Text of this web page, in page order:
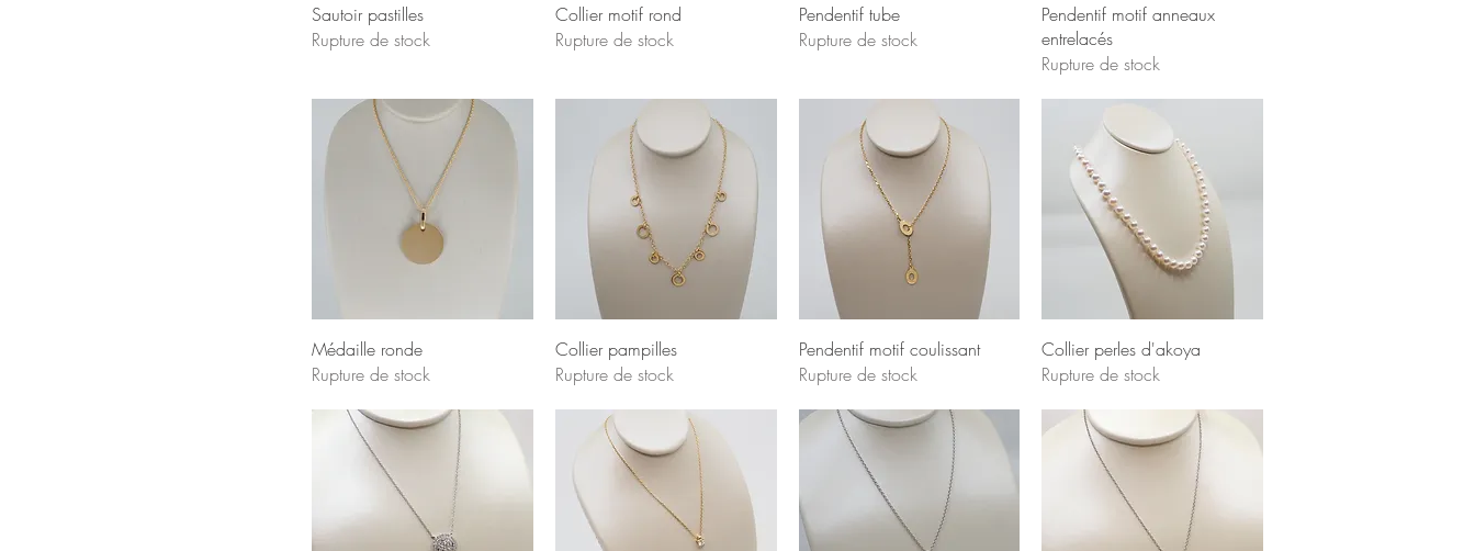
Sautoir pastilles
Rupture de stock
Collier motif rond
Rupture de stock
Pendentif tube
Rupture de stock
Pendentif motif anneaux
entrelacés
Rupture de stock
Médaille ronde
Rupture de stock
Collier pampilles
Rupture de stock
Pendentif motif coulissant
Rupture de stock
Collier perles d'akoya
Rupture de stock